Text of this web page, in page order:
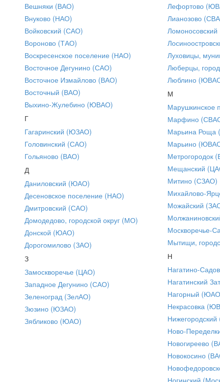
Вешняки (ВАО)
Внуково (НАО)
Войковский (САО)
Вороново (ТАО)
Воскресенское поселение (НАО)
Восточное Дегунино (САО)
Восточное Измайлово (ВАО)
Восточный (ВАО)
Выхино-Жулебино (ЮВАО)
Г
Гагаринский (ЮЗАО)
Головинский (САО)
Гольяново (ВАО)
Д
Даниловский (ЮАО)
Десеновское поселение (НАО)
Дмитровский (САО)
Домодедово, городской округ (МО)
Донской (ЮАО)
Дорогомилово (ЗАО)
З
Замоскворечье (ЦАО)
Западное Дегунино (САО)
Зеленоград (ЗелАО)
Зюзино (ЮЗАО)
Зябликово (ЮАО)
Лефортово
Лианозово
Луховицы,
Люберцы,
Люблино
М
Марушкинское
Марфино
Марьина Роща
Марьино
Метрогородок
Мещанский
Митино (СЗАО)
Михайлово-
Можайский
Москворечье-
Мытищи,
Н
Нагатино-
Нагатинский
Нагорный
Некрасовка
Ново-
Новогиреево
Новокосино
Ногинский